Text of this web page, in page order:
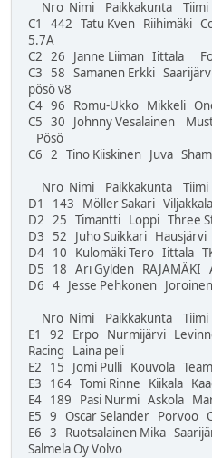
Nro Nimi Paikkakunta
C1 442 Tatu Kven Riihimäki
5.7A
C2 26 Janne Liiman Iittala
C3 58 Samanen Erkki
pösö v8
C4 96 Romu-Ukko Mikkeli
C5 30 Johnny Vesalainen
Pösö
C6 2 Tino Kiiskinen Juva
Nro Nimi Paikkakunta
D1 143 Möller Sakari
D2 25 Timantti Loppi Three
D3 52 Juho Suikkari
D4 10 Kulomäki Tero Iittala
D5 18 Ari Gylden RAJAMÄKI
D6 4 Jesse Pehkonen
Nro Nimi Paikkakunta
E1 92 Erpo Nurmijärvi
Racing Laina peli
E2 15 Jomi Pulli Kouvola
E3 164 Tomi Rinne Kiikala
E4 189 Pasi Nurmi Askola
E5 9 Oscar Selander Porvoo
E6 3 Ruotsalainen Mika
Salmela Oy Volvo